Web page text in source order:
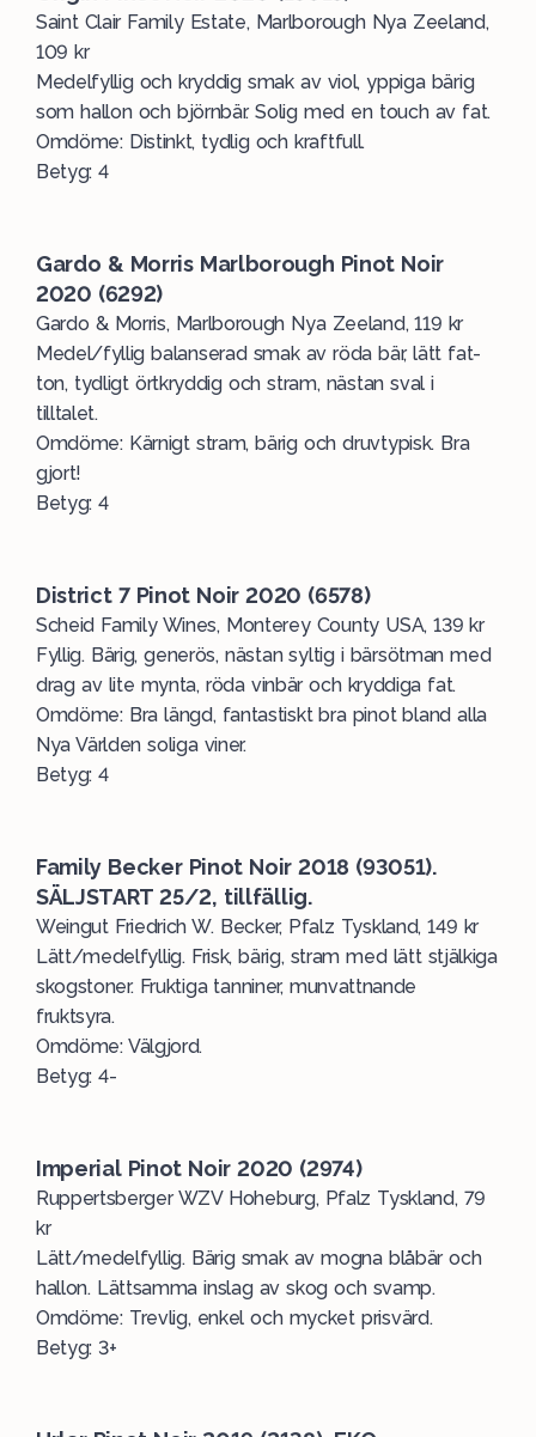
Saint Clair Family Estate, Marlborough Nya Zeeland,
109 kr
Medelfyllig och kryddig smak av viol, yppiga bärig
som hallon och björnbär. Solig med en touch av fat.
Omdöme: Distinkt, tydlig och kraftfull.
Betyg: 4
Gardo & Morris Marlborough Pinot Noir
2020 (6292)
Gardo & Morris, Marlborough Nya Zeeland, 119 kr
Medel/fyllig balanserad smak av röda bär, lätt fat-
ton, tydligt örtkryddig och stram, nästan sval i
tilltalet.
Omdöme: Kärnigt stram, bärig och druvtypisk. Bra
gjort!
Betyg: 4
District 7 Pinot Noir 2020 (6578)
Scheid Family Wines, Monterey County USA, 139 kr
Fyllig. Bärig, generös, nästan syltig i bärsötman med
drag av lite mynta, röda vinbär och kryddiga fat.
Omdöme: Bra längd, fantastiskt bra pinot bland alla
Nya Världen soliga viner.
Betyg: 4
Family Becker Pinot Noir 2018 (93051).
SÄLJSTART 25/2, tillfällig.
Weingut Friedrich W. Becker, Pfalz Tyskland, 149 kr
Lätt/medelfyllig. Frisk, bärig, stram med lätt stjälkiga
skogstoner. Fruktiga tanniner, munvattnande
fruktsyra.
Omdöme: Välgjord.
Betyg: 4-
Imperial Pinot Noir 2020 (2974)
Ruppertsberger WZV Hoheburg, Pfalz Tyskland, 79
kr
Lätt/medelfyllig. Bärig smak av mogna blåbär och
hallon. Lättsamma inslag av skog och svamp.
Omdöme: Trevlig, enkel och mycket prisvärd.
Betyg: 3+